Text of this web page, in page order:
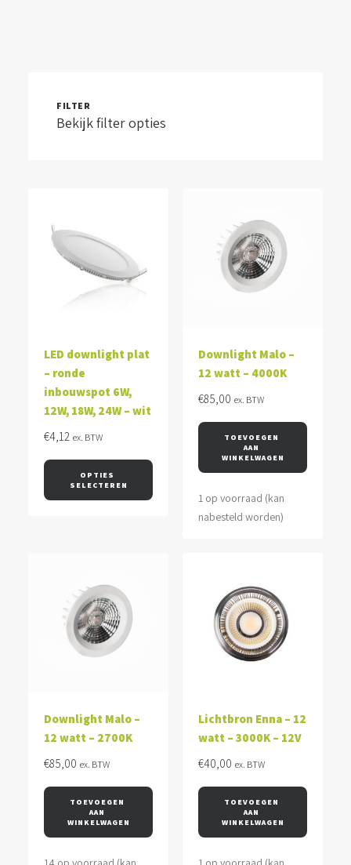
FILTER
Bekijk filter opties
LED downlight plat
– ronde
inbouwspot 6W,
12W, 18W, 24W – wit
€4,12 ex. BTW
OPTIES
SELECTEREN
Downlight Malo –
12 watt – 4000K
€85,00 ex. BTW
TOEVOEGEN
AAN
WINKELWAGEN
1 op voorraad (kan
nabesteld worden)
Downlight Malo –
12 watt – 2700K
€85,00 ex. BTW
TOEVOEGEN
AAN
WINKELWAGEN
Lichtbron Enna – 12
watt – 3000K – 12V
€40,00 ex. BTW
TOEVOEGEN
AAN
WINKELWAGEN